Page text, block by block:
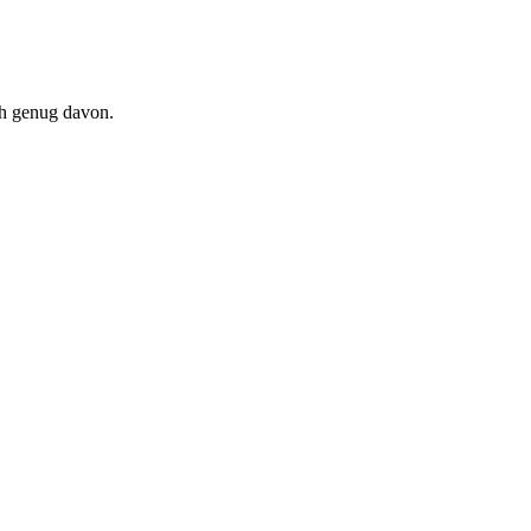
genug davon.